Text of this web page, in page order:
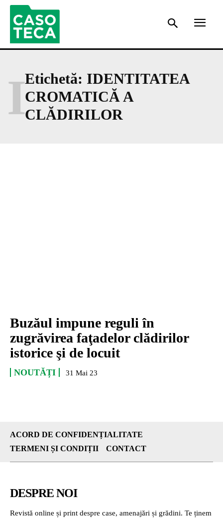
Etichetă: IDENTITATEA
CROMATICĂ A
CLĂDIRILOR
I
Buzăul impune reguli în
zugrăvirea faţadelor clădirilor
istorice şi de locuit
NOUTĂȚI 31 Mai 23
ACORD DE CONFIDENȚIALITATE
TERMENI ȘI CONDIȚII
CONTACT
DESPRE NOI
Revistă online și print despre case, amenajări și grădini. Te ținem